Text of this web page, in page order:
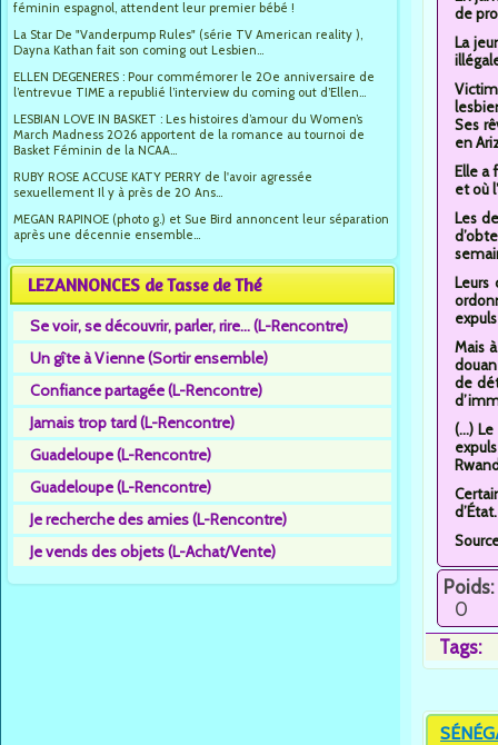
féminin espagnol, attendent leur premier bébé !
La Star De "Vanderpump Rules" (série TV American reality ),
Dayna Kathan fait son coming out Lesbien...
ELLEN DEGENERES : Pour commémorer le 20e anniversaire de
l’entrevue TIME a republié l’interview du coming out d’Ellen...
LESBIAN LOVE IN BASKET : Les histoires d’amour du Women’s
March Madness 2026 apportent de la romance au tournoi de
Basket Féminin de la NCAA...
RUBY ROSE ACCUSE KATY PERRY de l'avoir agressée
sexuellement Il y à près de 20 Ans...
MEGAN RAPINOE (photo g.) et Sue Bird annoncent leur séparation
après une décennie ensemble...
LEZANNONCES de Tasse de Thé
Se voir, se découvrir, parler, rire... (L-Rencontre)
Un gîte à Vienne (Sortir ensemble)
Confiance partagée (L-Rencontre)
Jamais trop tard (L-Rencontre)
Guadeloupe (L-Rencontre)
Guadeloupe (L-Rencontre)
Je recherche des amies (L-Rencontre)
Je vends des objets (L-Achat/Vente)
de
La
Ses
en
Elle a
et où
Les
Leurs
Mais
de
(...)
Poids:
0
Tags: